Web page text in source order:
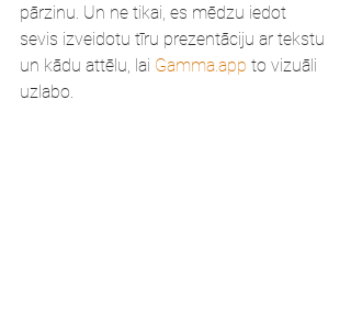
pārzinu. Un ne tikai, es mēdzu iedot
sevis izveidotu tīru prezentāciju ar tekstu
un kādu attēlu, lai Gamma.app to vizuāli
uzlabo.